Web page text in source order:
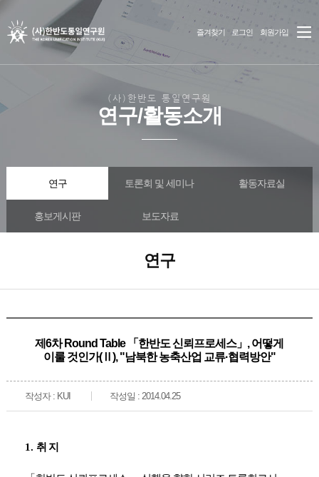
즐겨찾기 로그인 회원가입
(사)한반도 통일연구원
연구/활동소개
연구 토론회 및 세미나 활동자료실
홍보게시판 보도자료
연구
제6차 Round Table 「한반도 신뢰프로세스」, 어떻게
이룰 것인가(Ⅱ), "남북한 농축산업 교류·협력방안"
작성자 : KUI 작성일 : 2014.04.25
1. 취 지